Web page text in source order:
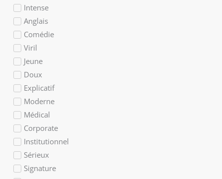
Intense
Anglais
Comédie
Viril
Jeune
Doux
Explicatif
Moderne
Médical
Corporate
Institutionnel
Sérieux
Signature